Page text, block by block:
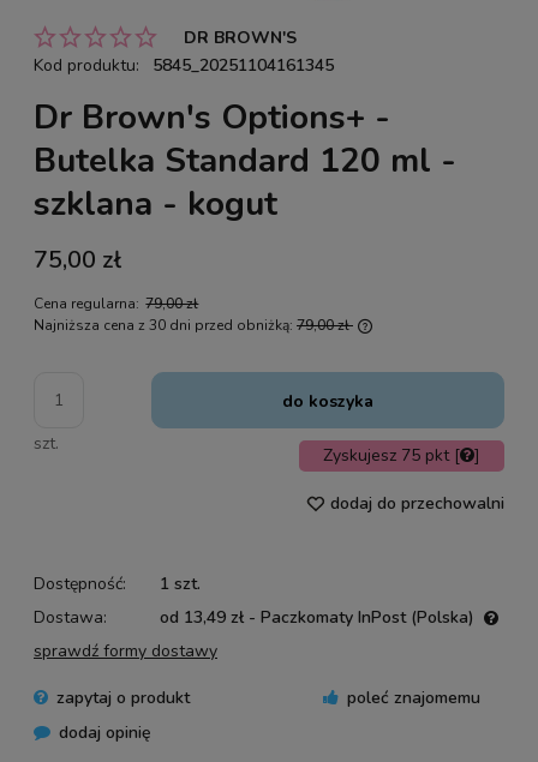
DR BROWN'S
Kod produktu:
5845_20251104161345
Dr Brown's Options+ -
Butelka Standard 120 ml -
szklana - kogut
75,00 zł
Cena regularna: 79,00 zł
Najniższa cena z 30 dni przed obniżką: 79,00 zł
30 dni, wyświetlana
szt.
do koszyka
Zyskujesz 75 pkt [ ]
dodaj do przechowalni
Dostępność:
1 szt.
Dostawa:
od 13,49 zł - Paczkomaty InPost (Polska)
sprawdź formy dostawy
zapytaj o produkt
poleć znajomemu
dodaj opinię